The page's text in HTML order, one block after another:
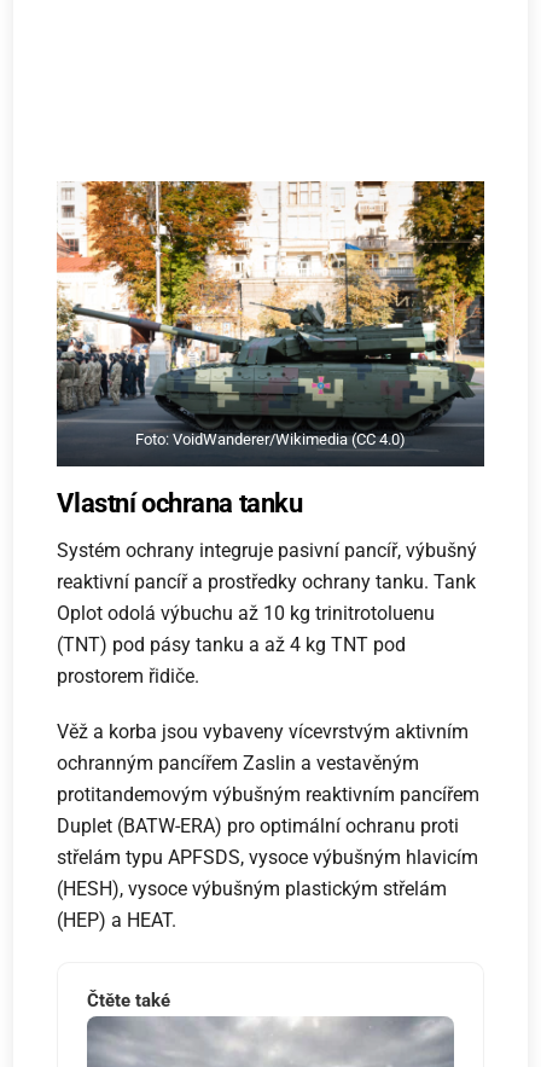
Foto: VoidWanderer/Wikimedia (CC 4.0)
Vlastní ochrana tanku
Systém ochrany integruje pasivní pancíř, výbušný
reaktivní pancíř a prostředky ochrany tanku. Tank
Oplot odolá výbuchu až 10 kg trinitrotoluenu
(TNT) pod pásy tanku a až 4 kg TNT pod
prostorem řidiče.
Věž a korba jsou vybaveny vícevrstvým aktivním
ochranným pancířem Zaslin a vestavěným
protitandemovým výbušným reaktivním pancířem
Duplet (BATW-ERA) pro optimální ochranu proti
střelám typu APFSDS, vysoce výbušným hlavicím
(HESH), vysoce výbušným plastickým střelám
(HEP) a HEAT.
Čtěte také